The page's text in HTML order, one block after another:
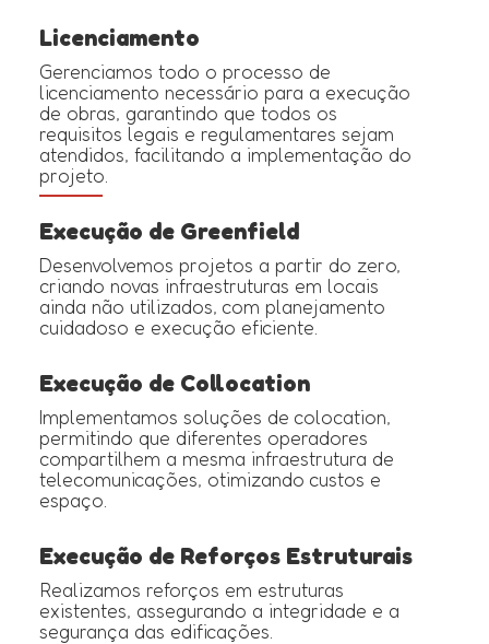
Licenciamento
Gerenciamos todo o processo de
licenciamento necessário para a execução
de obras, garantindo que todos os
requisitos legais e regulamentares sejam
atendidos, facilitando a implementação do
projeto.
Execução de Greenfield
Desenvolvemos projetos a partir do zero,
criando novas infraestruturas em locais
ainda não utilizados, com planejamento
cuidadoso e execução eficiente.
Execução de Collocation
Implementamos soluções de colocation,
permitindo que diferentes operadores
compartilhem a mesma infraestrutura de
telecomunicações, otimizando custos e
espaço.
Execução de Reforços Estruturais
Realizamos reforços em estruturas
existentes, assegurando a integridade e a
segurança das edificações.